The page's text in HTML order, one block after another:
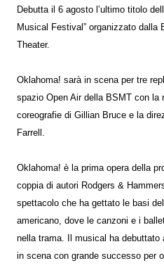
Debutta il 6 agosto l’ultimo titolo
Musical Festival” organizzato dalla
Theater.
Oklahoma! sarà in scena per tre
spazio Open Air della BSMT con la
coreografie di Gillian Bruce e la
Farrell.
Oklahoma! è la prima opera della
coppia di autori Rodgers &
spettacolo che ha gettato le basi
americano, dove le canzoni e i
nella trama. Il musical ha debuttato
in scena con grande successo per